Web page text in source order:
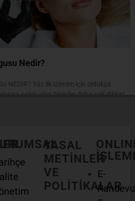
Nedir?
NEDİR? Yüz ilk izlenim için oldukça
sahip olan bireyler daha çok dikkat
YASAL
METİNLER
VE
POLİTİKALAR
E-
Randevu